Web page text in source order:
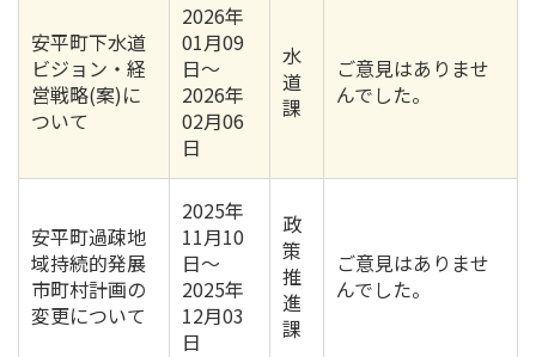
安平町下水道
ビジョン・経
営戦略(案)に
ついて
2026年
01月09
日〜
2026年
02月06
日
水
道
課
ご意見はありませ
んでした。
安平町過疎地
域持続的発展
市町村計画の
変更について
2025年
11月10
日〜
2025年
12月03
日
政
策
推
進
課
ご意見はありませ
んでした。